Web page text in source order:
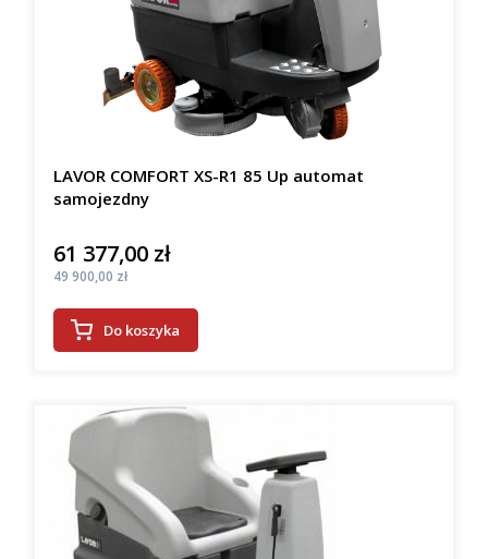
LAVOR COMFORT XS-R1 85 Up automat
samojezdny
Cena
61 377,00 zł
Cena
49 900,00 zł
Do koszyka